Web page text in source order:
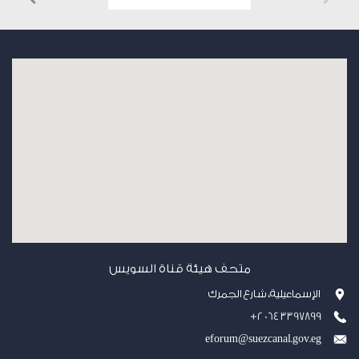
متحف هيئة قناة السويس
الإسماعيلية، شارع الجمرك
+2 064 3397899
eforum@suezcanal.gov.eg